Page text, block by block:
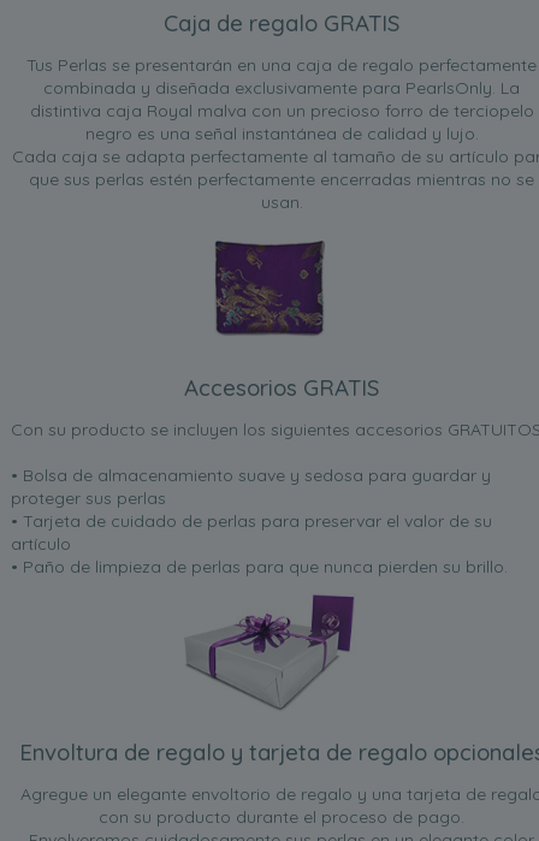
Caja de regalo GRATIS
Tus Perlas se presentarán en una caja de regalo perfectamente
combinada y diseñada exclusivamente para PearlsOnly. La
distintiva caja Royal malva con un precioso forro de terciopelo
negro es una señal instantánea de calidad y lujo.
Cada caja se adapta perfectamente al tamaño de su artículo
que sus perlas estén perfectamente encerradas mientras no se
usan.
Accesorios GRATIS
Con su producto se incluyen los siguientes accesorios
• Bolsa de almacenamiento suave y sedosa para guardar y
proteger sus perlas
• Tarjeta de cuidado de perlas para preservar el valor de su
artículo
• Paño de limpieza de perlas para que nunca pierden su brillo.
Envoltura de regalo y tarjeta de regalo
Agregue un elegante envoltorio de regalo y una tarjeta de
con su producto durante el proceso de pago.